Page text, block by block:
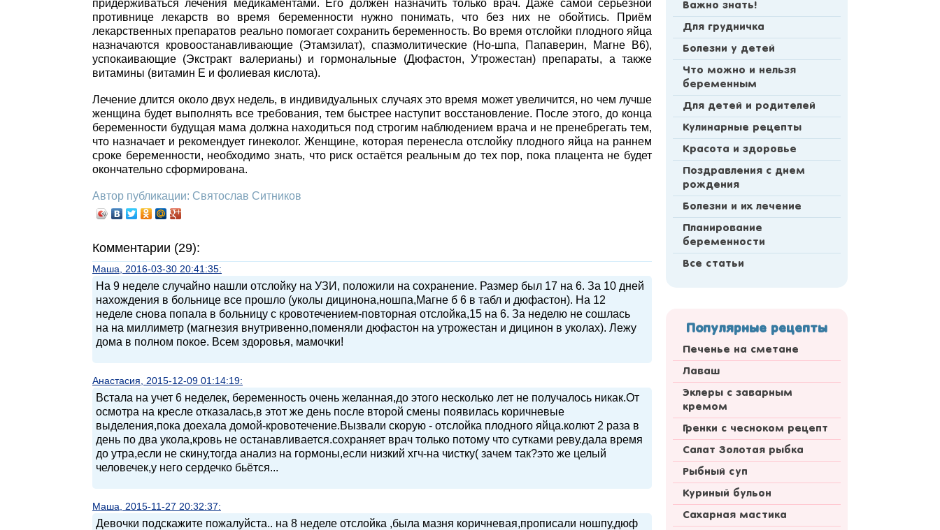
придерживаться лечения медикаментами. Его должен назначить только врач. Даже самой серьёзной
противнице лекарств во время беременности нужно понимать, что без них не обойтись. Приём
лекарственных препаратов реально помогает сохранить беременность. Во время отслойки плодного яйца
назначаются кровоостанавливающие (Этамзилат), спазмолитические (Но-шпа, Папаверин, Магне В6),
успокаивающие (Экстракт валерианы) и гормональные (Дюфастон, Утрожестан) препараты, а также
витамины (витамин Е и фолиевая кислота).
Лечение длится около двух недель, в индивидуальных случаях это время может увеличится, но чем лучше
женщина будет выполнять все требования, тем быстрее наступит восстановление. После этого, до конца
беременности будущая мама должна находиться под строгим наблюдением врача и не пренебрегать тем,
что назначает и рекомендует гинеколог. Женщине, которая перенесла отслойку плодного яйца на раннем
сроке беременности, необходимо знать, что риск остаётся реальным до тех пор, пока плацента не будет
окончательно сформирована.
Автор публикации: Святослав Ситников
Комментарии (29):
Маша, 2016-03-30 20:41:35:
На 9 неделе случайно нашли отслойку на УЗИ, положили на сохранение. Размер был 17 на 6. За 10 дней
нахождения в больнице все прошло (уколы дицинона,ношпа,Магне б 6 в табл и дюфастон). На 12
неделе снова попала в больницу с кровотечением-повторная отслойка,15 на 6. За неделю не сошлась
на на миллиметр (магнезия внутривенно,поменяли дюфастон на утрожестан и дицинон в уколах). Лежу
дома в полном покое. Всем здоровья, мамочки!
Анастасия, 2015-12-09 01:14:19:
Встала на учет 6 неделек, беременность очень желанная,до этого несколько лет не получалось никак.От
осмотра на кресле отказалась,в этот же день после второй смены появилась коричневые
выделения,пока доехала домой-кровотечение.Вызвали скорую - отслойка плодного яйца.колют 2 раза в
день по два укола,кровь не останавливается.сохраняет врач только потому что сутками реву.дала время
до утра,если не скину,тогда анализ на гормоны,если низкий хгч-на чистку( зачем так?это же целый
человечек,у него сердечко бьётся...
Маша, 2015-11-27 20:32:37:
Девочки подскажите пожалуйста.. на 8 неделе отслойка ,была мазня коричневая,прописали ношпу,дюф
Важно знать!
Для грудничка
Болезни у детей
Что можно и нельзя
беременным
Для детей и родителей
Кулинарные рецепты
Красота и здоровье
Поздравления с днем
рождения
Болезни и их лечение
Планирование
беременности
Все статьи
Популярные рецепты
Печенье на сметане
Лаваш
Эклеры с заварным
кремом
Гренки с чесноком рецепт
Салат Золотая рыбка
Рыбный суп
Куриный бульон
Сахарная мастика